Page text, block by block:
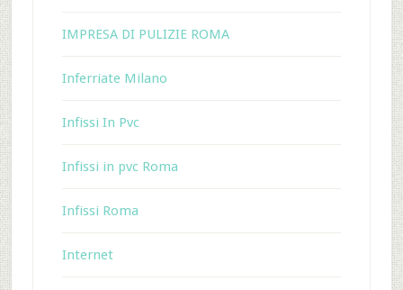
IMPRESA DI PULIZIE ROMA
Inferriate Milano
Infissi In Pvc
Infissi in pvc Roma
Infissi Roma
Internet